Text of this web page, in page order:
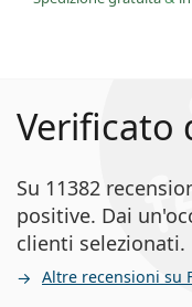
Verificato
Su 11382
positive. Dai
clienti selezionati.
Altre recensioni su